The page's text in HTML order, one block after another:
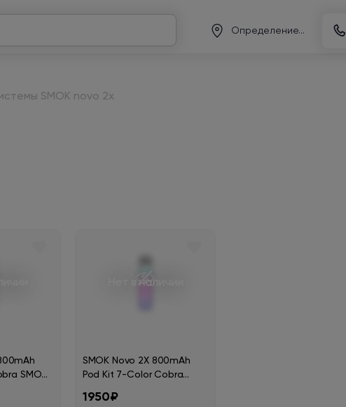
Определение...
SMOK novo 2x
SMOK-
Нет в наличии
SMOK Novo 2X 800mAh
Pod Kit 7-Color Cobra
1950₽